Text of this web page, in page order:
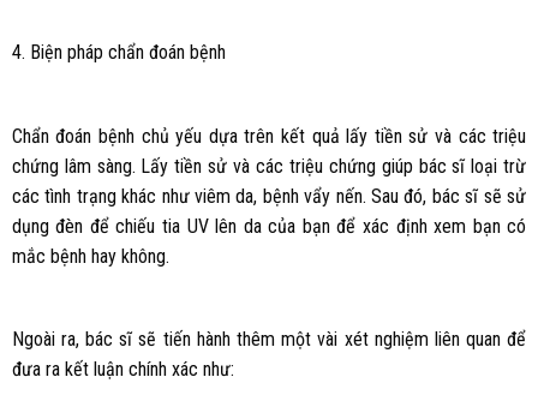
4. Biện pháp chẩn đoán bệnh
Chẩn đoán bệnh chủ yếu dựa trên kết quả lấy tiền sử và các triệu
chứng lâm sàng. Lấy tiền sử và các triệu chứng giúp bác sĩ loại trừ
các tình trạng khác như viêm da, bệnh vẩy nến. Sau đó, bác sĩ sẽ sử
dụng đèn để chiếu tia UV lên da của bạn để xác định xem bạn có
mắc bệnh hay không.
Ngoài ra, bác sĩ sẽ tiến hành thêm một vài xét nghiệm liên quan để
đưa ra kết luận chính xác như: